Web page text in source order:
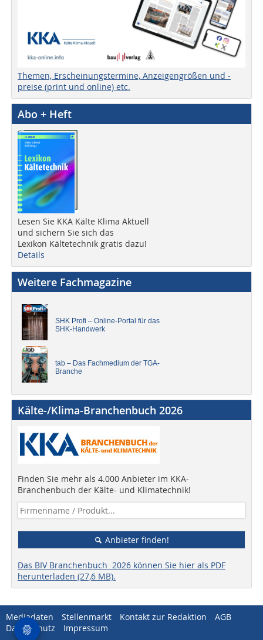
Themen, Erscheinungstermine, Anzeigengrößen und -
preise (print und online) etc.
Abo + Heft
Lesen Sie KKA Kälte Klima Aktuell
und sichern Sie sich das
Lexikon Kältetechnik gratis dazu!
Details
Weitere Fachmagazine
SHK Profi – Online-Portal für das
SHK-Handwerk
tab – Das Fachmedium der TGA-
Branche
Kälte-/Klima-Branchenbuch 2026
Finden Sie mehr als 4.000 Anbieter im KKA-
Branchenbuch der Kälte- und Klimatechnik!
Anbieter finden!
Das BIV Branchenbuch 2026 können Sie hier als PDF
herunterladen (27,6 MB).
Mediadaten Stellenmarkt Kontakt zur Redaktion
AGB
Datenschutz
Impressum